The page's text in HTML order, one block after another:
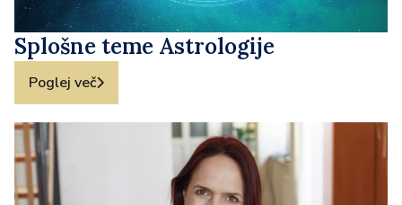
Splošne teme Astrologije
Poglej več